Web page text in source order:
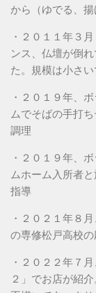
から（ゆでる、揚
・２０１１年３
ンス、仏壇が倒
た。規模は小さ
・２０１９年、
ムでそばの手打
調理
・２０１９年、
ムホーム入所者
指導
・２０２１年８
の専修松戸高校
・２０２２年７
２」でお店が紹